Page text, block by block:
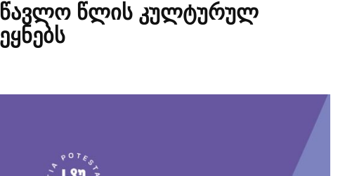
წლის კულტურულ